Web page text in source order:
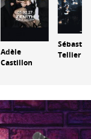
Adèle
Castillon
Tellier